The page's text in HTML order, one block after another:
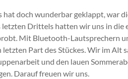
hat doch wunderbar geklappt, war
letzten Drittels hatten wir uns in die
Mit Bluetooth-Lautsprechern
letzten Part des Stückes. Wir im Alt
und den lauen
Darauf freuen wir uns.